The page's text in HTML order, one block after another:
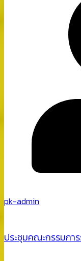
pk-admin
ประชุมคณะกรรมกา